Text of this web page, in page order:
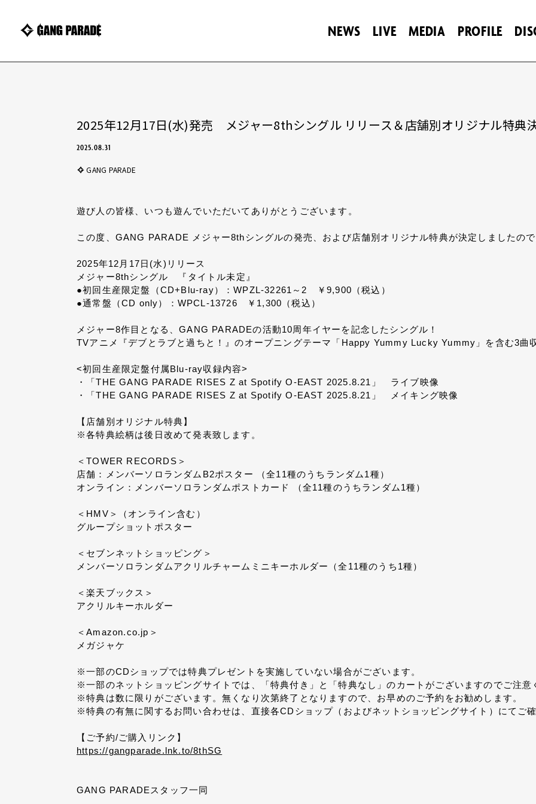
NEWS LIVE MEDIA PROFILE
2025年12月17日(水)発売 メジャー8thシングル リリース＆店舗別オリジナル特典
2025.08.31
GANG PARADE
遊び人の皆様、いつも遊んでいただいてありがとうございます。
この度、GANG PARADE メジャー8thシングルの発売、および店舗別オリジナル特典が決定しましたので
2025年12月17日(水)リリース
メジャー8thシングル 『タイトル未定』
●初回生産限定盤（CD+Blu-ray）：WPZL-32261～2 ￥9,900（税込）
●通常盤（CD only）：WPCL-13726 ￥1,300（税込）
メジャー8作目となる、GANG PARADEの活動10周年イヤーを記念したシングル！
TVアニメ『デブとラブと過ちと！』のオープニングテーマ「Happy Yummy Lucky Yummy」を含む3曲
<初回生産限定盤付属Blu-ray収録内容>
・「THE GANG PARADE RISES Z at Spotify O-EAST 2025.8.21」 ライブ映像
・「THE GANG PARADE RISES Z at Spotify O-EAST 2025.8.21」 メイキング映像
【店舗別オリジナル特典】
※各特典絵柄は後日改めて発表致します。
＜TOWER RECORDS＞
店舗：メンバーソロランダムB2ポスター （全11種のうちランダム1種）
オンライン：メンバーソロランダムポストカード （全11種のうちランダム1種）
＜HMV＞（オンライン含む）
グループショットポスター
＜セブンネットショッピング＞
メンバーソロランダムアクリルチャームミニキーホルダー（全11種のうち1種）
＜楽天ブックス＞
アクリルキーホルダー
＜Amazon.co.jp＞
メガジャケ
※一部のCDショップでは特典プレゼントを実施していない場合がございます。
※一部のネットショッピングサイトでは、「特典付き」と「特典なし」のカートがございますのでご注意
※特典は数に限りがございます。無くなり次第終了となりますので、お早めのご予約をお勧めします。
※特典の有無に関するお問い合わせは、直接各CDショップ（およびネットショッピングサイト）にてご確
【ご予約/ご購入リンク】
https://gangparade.lnk.to/8thSG
GANG PARADEスタッフ一同